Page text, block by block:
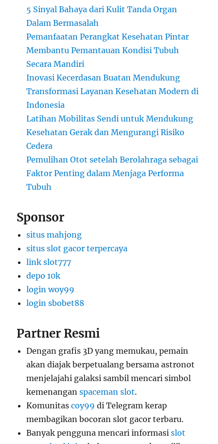
5 Sinyal Bahaya dari Kulit Tanda Organ
Dalam Bermasalah
Pemanfaatan Perangkat Kesehatan Pintar
Membantu Pemantauan Kondisi Tubuh
Secara Mandiri
Inovasi Kecerdasan Buatan Mendukung
Transformasi Layanan Kesehatan Modern di
Indonesia
Latihan Mobilitas Sendi untuk Mendukung
Kesehatan Gerak dan Mengurangi Risiko
Cedera
Pemulihan Otot setelah Berolahraga sebagai
Faktor Penting dalam Menjaga Performa
Tubuh
Sponsor
situs mahjong
situs slot gacor terpercaya
link slot777
depo 10k
login woy99
login sbobet88
Partner Resmi
Dengan grafis 3D yang memukau, pemain
akan diajak berpetualang bersama astronot
menjelajahi galaksi sambil mencari simbol
kemenanganspaceman slot.
Komunitascoy99 di Telegram kerap
membagikan bocoran slot gacor terbaru.
Banyak pengguna mencari informasislot